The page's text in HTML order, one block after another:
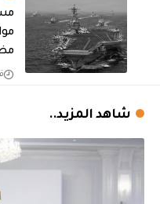
شاهد المزيد..